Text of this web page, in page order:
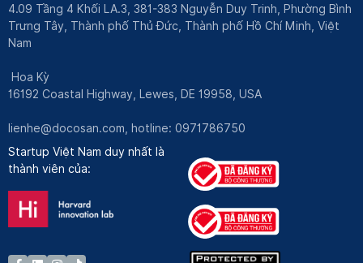
4.09 Tầng 4 Khối LA.3, 381-383 Nguyễn Duy Trinh, Phường Bình
Trưng Tây, Thành phố Thủ Đức, Thành phố Hồ Chí Minh, Việt
Nam
Hoa Kỳ
16192 Coastal Highway, Lewes, DE 19958, USA
lienhe@docosan.com , hotline: 0971786750
Startup Việt Nam duy nhất là
thành viên của: